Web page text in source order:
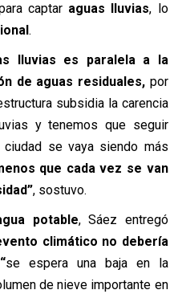
captar aguas lluvias, lo
.
lluvias es paralela a la
de aguas residuales, por
subsidia la carencia
y tenemos que seguir
se vaya siendo más
que cada vez se van
, sostuvo.
potable, Sáez entregó
climático no debería
“se espera una baja en la
de nieve importante en